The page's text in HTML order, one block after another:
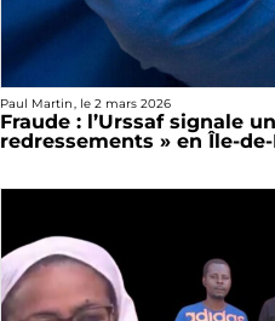
Paul Martin, le 2 mars 2026
Fraude : l’Urssaf signale
redressements » en Île-